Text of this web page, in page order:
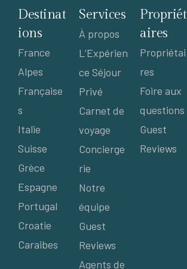
Destinat
ions
France
Alpes
Française
s
Italie
Suisse
Grèce
Espagne
Portugal
Croatie
Caraibes
Services
À propos
L’Expérien
ce Séjour
Privé
Carnet de
voyage
Concierge
rie
Notre
équipe
Guest
Reviews
Agents de
Propriét
aires
Propriétai
res
Foire aux
questions
Guest
Reviews